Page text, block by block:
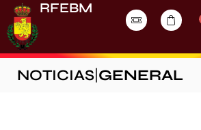
RFEBM
NOTICIAS GENERAL